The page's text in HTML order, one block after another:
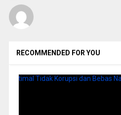
RECOMMENDED FOR YOU